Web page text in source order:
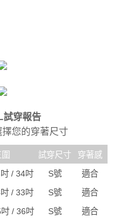
試穿報告
您的穿著尺寸
圍 試穿尺寸
穿著感
/ 34吋 S號
適合
/ 33吋 S號
適合
/ 36吋 S號
適合